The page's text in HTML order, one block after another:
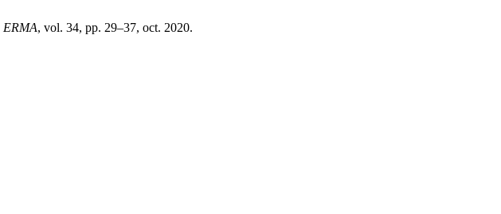
ERMA, vol. 34, pp. 29–37, oct. 2020.